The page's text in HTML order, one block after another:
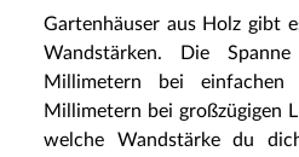
Gartenhäuser aus Holz gibt
Wandstärken. Die
Millimetern bei
Millimetern bei großzügigen
welche Wandstärke du